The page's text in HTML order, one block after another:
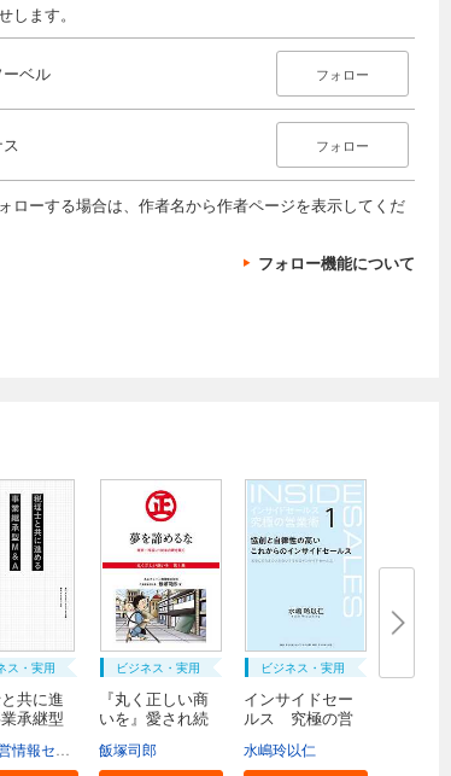
します。
ベル フォロー
フォロー
ローする場合は、作者名から作者ページを表示してくだ
フォロー機能について
ス・実用
共に進
承継型
日税ビジネスサービス
ビジネス・実用
『丸く正しい商
いを』愛され続
飯塚司郎
ビジネス・実用
インサイドセー
ルス 究極の営
水嶋玲以仁